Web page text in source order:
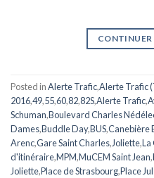
CONTINUER
Posted inAlerte Trafic,Alerte Trafic
2016,49,55,60,82,82S,Alerte Trafic,
Schuman,Boulevard Charles
Dames,Buddle Day,BUS,Canebière
Arenc,Gare Saint Charles,Joliette,La
d'itinéraire,MPM,MuCEM Saint Jean,
Joliette,Place de Strasbourg,Place